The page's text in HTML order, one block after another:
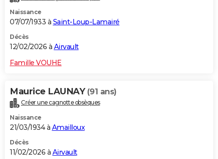
Naissance
07/07/1933 à Saint-Loup-Lamairé
Décès
12/02/2026 à Airvault
Famille VOUHE
Maurice LAUNAY (91 ans)
Créer une cagnotte obsèques
Naissance
21/03/1934 à Amailloux
Décès
11/02/2026 à Airvault